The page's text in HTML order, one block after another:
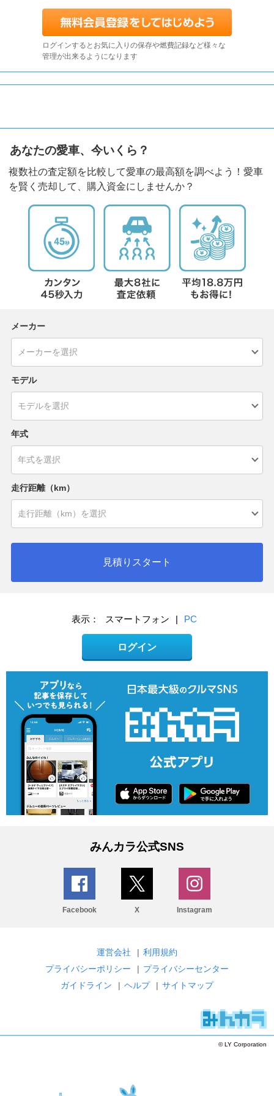
ログインするとお気に入りの保存や燃費記録など様々な
管理が出来るようになります
あなたの愛車、今いくら？
複数社の査定額を比較して愛車の最高額を調べよう！愛車
を賢く売却して、購入資金にしませんか？
メーカー
モデル
年式
走行距離（km）
見積りスタート
表示： スマートフォン PC
ログイン
みんカラ公式SNS
Facebook X Instagram
運営会社 | 利用規約
プライバシーポリシー
| プライバシーセンター
ガイドライン
| ヘルプ | サイトマップ
© LY Corporation